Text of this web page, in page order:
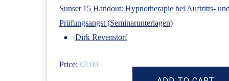
Sunset 15 Handout: Hypnotherapie bei Auftritts-
Prüfungsangst (Seminarunterlagen)
›Dirk Revenstorf
Price: €3.00